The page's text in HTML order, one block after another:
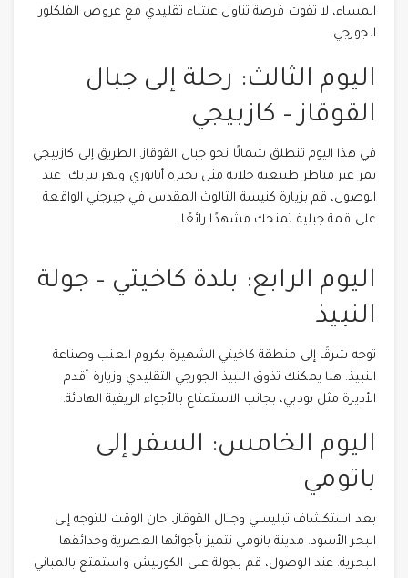
المساء، لا تفوت فرصة تناول عشاء تقليدي مع عروض الفلكلور
الجورجي.
اليوم الثالث: رحلة إلى جبال
القوقاز – كازبيجي
في هذا اليوم تنطلق شمالًا نحو جبال القوقاز. الطريق إلى كازبيجي
يمر عبر مناظر طبيعية خلابة مثل بحيرة أنانوري ونهر تيريك. عند
الوصول، قم بزيارة كنيسة الثالوث المقدس في جيرجتي الواقعة
على قمة جبلية تمنحك مشهدًا رائعًا.
اليوم الرابع: بلدة كاخيتي – جولة
النبيذ
توجه شرقًا إلى منطقة كاخيتي الشهيرة بكروم العنب وصناعة
النبيذ. هنا يمكنك تذوق النبيذ الجورجي التقليدي وزيارة أقدم
الأديرة مثل بودبي، بجانب الاستمتاع بالأجواء الريفية الهادئة.
اليوم الخامس: السفر إلى
باتومي
بعد استكشاف تبليسي وجبال القوقاز، حان الوقت للتوجه إلى
البحر الأسود. مدينة باتومي تتميز بأجوائها العصرية وحدائقها
البحرية. عند الوصول، قم بجولة على الكورنيش واستمتع بالمباني